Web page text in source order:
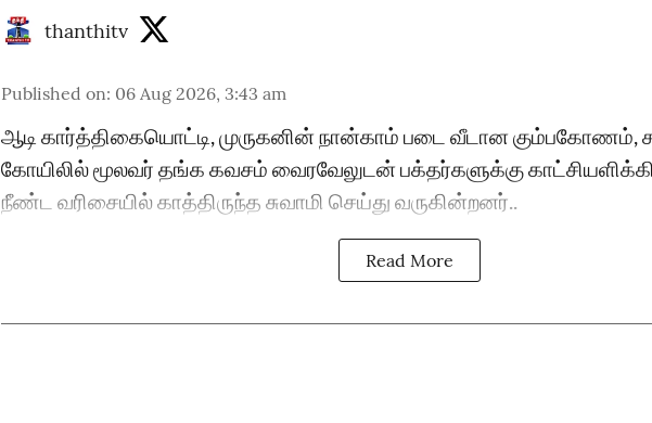
thanthitv
Published on: 06 Aug 2026, 3:43 am
ஆடி கார்த்திகையொட்டி, முருகனின் நான்காம் படை வீடான கும்பகோணம்,
கோயிலில் மூலவர் தங்க கவசம் வைரவேலுடன் பக்தர்களுக்கு
நீண்ட வரிசையில் காத்திருந்த சுவாமி செய்து வருகின்றனர்..
Read More